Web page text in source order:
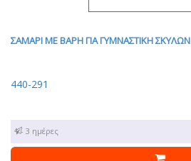
ΣΑΜΑΡΙ ΜΕ ΒΑΡΗ ΓΙΑ ΓΥΜΝΑΣΤΙΚΗ ΣΚΥΛΩΝ
440-291
1 - 3 ημέρες